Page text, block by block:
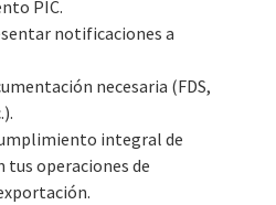
PIC.
notificaciones a
necesaria (FDS,
integral de
tus operaciones de